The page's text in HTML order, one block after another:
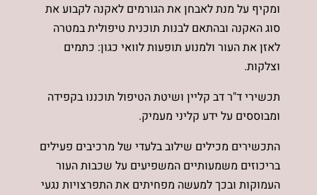
ומקיף על מנת לאבחן את הגורמים לאקנה לקבוע את
סוג האקנה ובהתאם לבנות תוכנית טיפולית במטרה
לאזן את העור ולמנוע תופעות לוואי כגון: כתמים
וצלקות.
תכשיריד"ר דב קלייןושיטת הטיפול תוכננו בקפידה
ומבוססים על ידע קליני מעמיק.
התכשירים מכילים שילוב בלעדי של מרכיבים פעילים
בריכוזים משמעותיים המשפיעים על שכבות העור
העמוקות ובכך למעשה מפחיתים את התפרצויות נגעי